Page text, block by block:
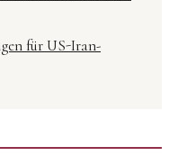
für US-Iran-